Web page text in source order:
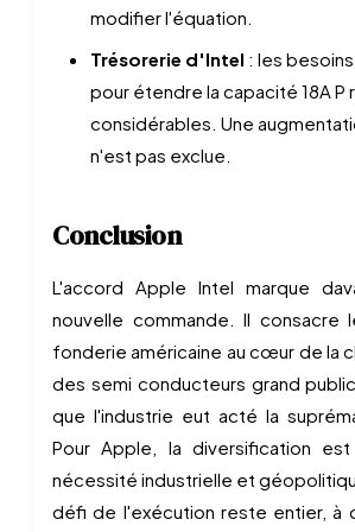
modifier l'équation.
Trésorerie d'Intel : les
pour étendre la capacité 18A P
considérables. Une
n'est pas exclue.
Conclusion
L'accord Apple Intel marque
nouvelle commande. Il consacre
fonderie américaine au cœur de la
des semi conducteurs grand
que l'industrie eut acté la
Pour Apple, la diversification
nécessité industrielle et
défi de l'exécution reste entier, à